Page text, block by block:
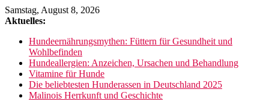
Zum
Inhalt
Samstag, August 8, 2026
Aktuelles:
Hundeernährungsmythen: Füttern für Gesundheit und
Wohlbefinden
Hundeallergien: Anzeichen, Ursachen und Behandlung
Vitamine für Hunde
Die beliebtesten Hunderassen in Deutschland 2025
Malinois Herrkunft und Geschichte